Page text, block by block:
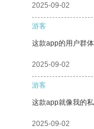
2025-09-02
游客
这款app的用户群
2025-09-02
游客
这款app就像我的
2025-09-02